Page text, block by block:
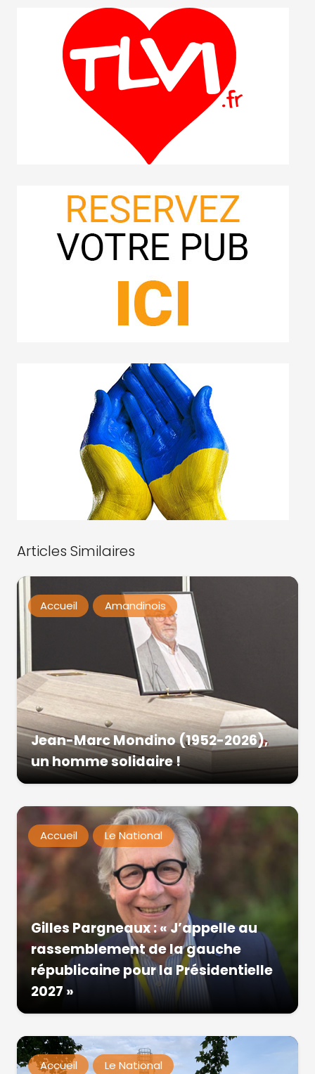
Articles Similaires
Accueil Amandinois
Jean-Marc Mondino (1952-2026),
un homme solidaire !
Accueil Le National
Gilles Pargneaux : « J’appelle au
rassemblement de la gauche
républicaine pour la Présidentielle
2027 »
Accueil Le National